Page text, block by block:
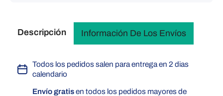
Descripción Información De Los Envíos
Todos los pedidos salen para entrega en 2 dias
calendario
Envío gratisen todos los pedidos mayores de